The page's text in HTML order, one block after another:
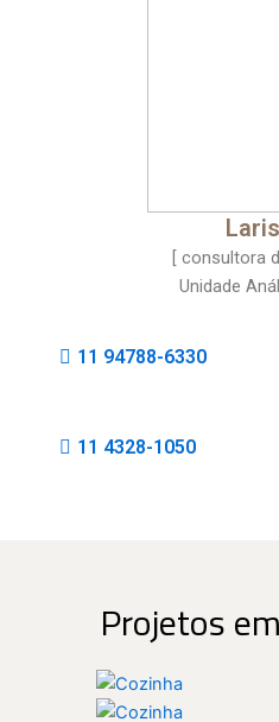
[ consultora
Unidade
11 94788-6330
11 4328-1050
Projetos